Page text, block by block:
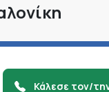
Κάλεσε τον/